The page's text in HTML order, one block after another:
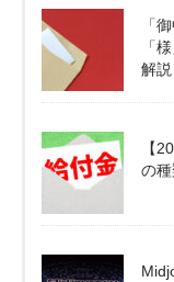
「
「
解説
【
の